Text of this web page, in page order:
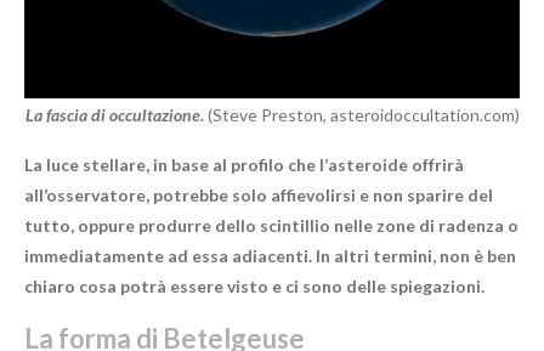
La fascia di occultazione.(Steve Preston, asteroidoccultation.com)
La luce stellare, in base al profilo che l’asteroide offrirà
all’osservatore, potrebbe solo affievolirsi e non sparire del
tutto, oppure produrre dello scintillio nelle zone di radenza o
immediatamente ad essa adiacenti. In altri termini, non è ben
chiaro cosa potrà essere visto e ci sono delle spiegazioni.
La forma di Betelgeuse